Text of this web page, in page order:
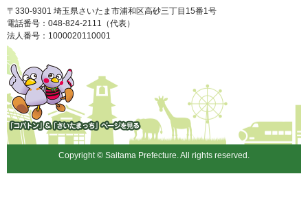
〒330-9301 埼玉県さいたま市浦和区高砂三丁目15番1号
電話番号：048-824-2111（代表）
法人番号：1000020110001
「コバトン」&「さいたまっ
ち」
Copyright © Saitama Prefecture. All rights reserved.